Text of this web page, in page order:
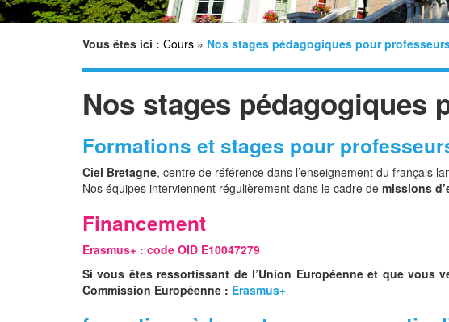
Vous êtes ici : Cours » Nos stages pédagogiques pour
Nos stages pédagogiques
Formations et stages pour
Ciel Bretagne, centre de référence dans l’enseignement du français
Nos équipes interviennent régulièrement dans le cadre de missions
Financement
Erasmus+ : code OID E10047279
Si vous êtes ressortissant de l’Union Européenne et que vous
Commission Européenne : Erasmus+